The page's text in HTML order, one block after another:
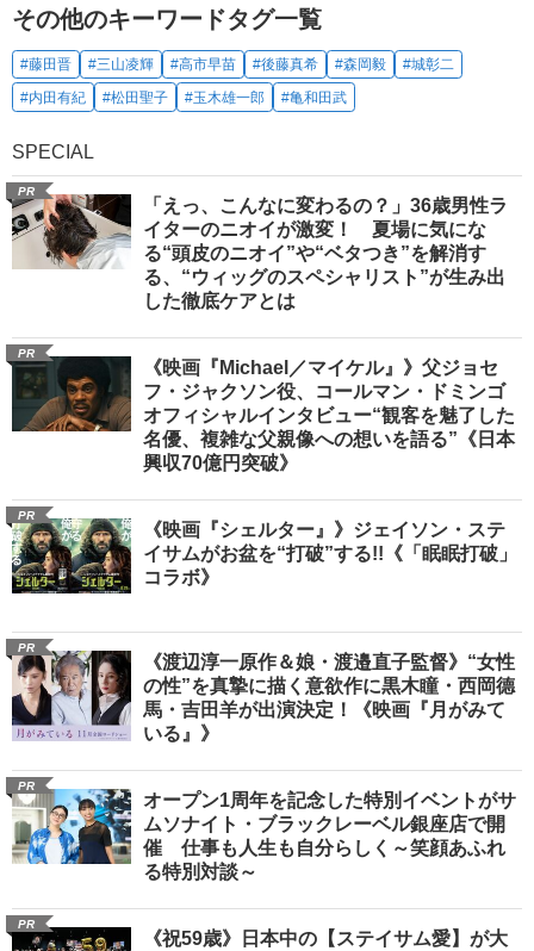
その他のキーワードタグ一覧
#藤田晋 #三山凌輝 #高市早苗 #後藤真希 #森岡毅
#城彰二
#内田有紀
#松田聖子 #玉木雄一郎 #亀和田武
SPECIAL
PR
「えっ、こんなに変わるの？」36歳男性ラ
イターのニオイが激変！ 夏場に気にな
る“頭皮のニオイ”や“ベタつき”を解消す
る、“ウィッグのスペシャリスト”が生み出
した徹底ケアとは
PR
《映画『Michael／マイケル』》父ジョセ
フ・ジャクソン役、コールマン・ドミンゴ
オフィシャルインタビュー“観客を魅了した
名優、複雑な父親像への想いを語る”《日本
興収70億円突破》
PR
《映画『シェルター』》ジェイソン・ステ
イサムがお盆を“打破”する!!《「眠眠打破」
コラボ》
PR
《渡辺淳一原作＆娘・渡邉直子監督》“女性
の性”を真摯に描く意欲作に黒木瞳・西岡德
馬・吉田羊が出演決定！《映画『月がみて
いる』》
PR
オープン1周年を記念した特別イベントがサ
ムソナイト・ブラックレーベル銀座店で開
催 仕事も人生も自分らしく～笑顔あふれ
る特別対談～
PR
《祝59歳》日本中の【ステイサム愛】が大